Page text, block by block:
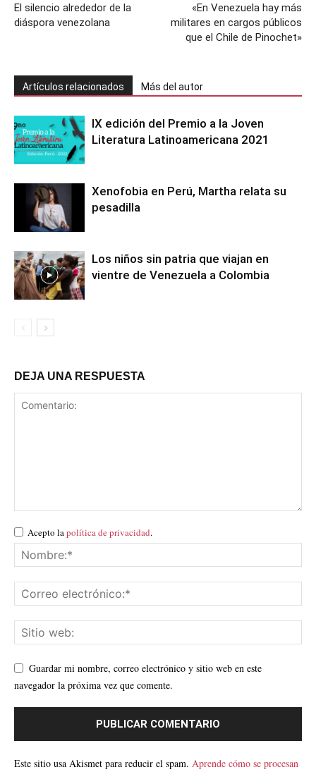
El silencio alrededor de la
diáspora venezolana
«En Venezuela hay más
militares en cargos públicos
que el Chile de Pinochet»
Artículos relacionados Más del autor
IX edición del Premio a la Joven
Literatura Latinoamericana 2021
Xenofobia en Perú, Martha relata su
pesadilla
Los niños sin patria que viajan en
vientre de Venezuela a Colombia
DEJA UNA RESPUESTA
Acepto lapolítica de privacidad.
Guardar mi nombre, correo electrónico y sitio web en este
navegador la próxima vez que comente.
Este sitio usa Akismet para reducir el spam. Aprende cómo se procesan